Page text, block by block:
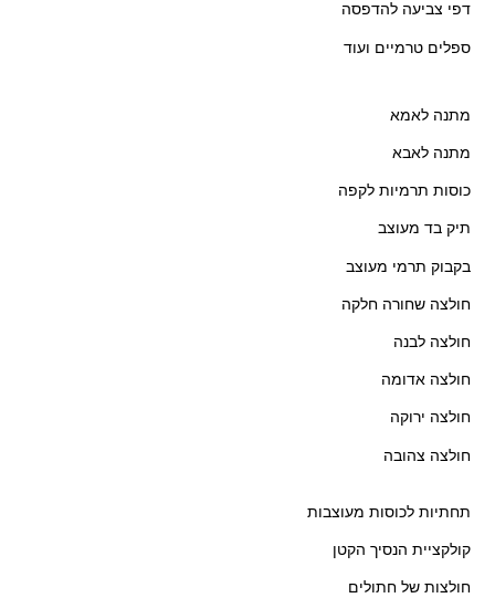
דפי צביעה להדפסה
ספלים טרמיים ועוד
מתנה לאמא
מתנה לאבא
כוסות תרמיות לקפה
תיק בד מעוצב
בקבוק תרמי מעוצב
חולצה שחורה חלקה
חולצה לבנה
חולצה אדומה
חולצה ירוקה
חולצה צהובה
תחתיות לכוסות מעוצבות
קולקציית הנסיך הקטן
חולצות של חתולים